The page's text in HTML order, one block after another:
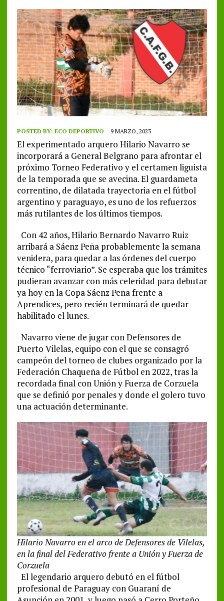
POSTED BY: ECO DEPORTIVO 9 MARZO, 2023
El experimentado arquero Hilario Navarro se
incorporará a General Belgrano para afrontar el
próximo Torneo Federativo y el certamen liguista
de la temporada que se avecina. El guardameta
correntino, de dilatada trayectoria en el fútbol
argentino y paraguayo, es uno de los refuerzos
más rutilantes de los últimos tiempos.
Con 42 años, Hilario Bernardo Navarro Ruiz
arribará a Sáenz Peña probablemente la semana
venidera, para quedar a las órdenes del cuerpo
técnico “ferroviario”. Se esperaba que los trámites
pudieran avanzar con más celeridad para debutar
ya hoy en la Copa Sáenz Peña frente a
Aprendices, pero recién terminará de quedar
habilitado el lunes.
Navarro viene de jugar con Defensores de
Puerto Vilelas, equipo con el que se consagró
campeón del torneo de clubes organizado por la
Federación Chaqueña de Fútbol en 2022, tras la
recordada final con Unión y Fuerza de Corzuela
que se definió por penales y donde el golero tuvo
una actuación determinante.
Hilario Navarro en el arco de Defensores de Vilelas,
en la final del Federativo frente a Unión y Fuerza de
Corzuela
El legendario arquero debutó en el fútbol
profesional de Paraguay con Guaraní de